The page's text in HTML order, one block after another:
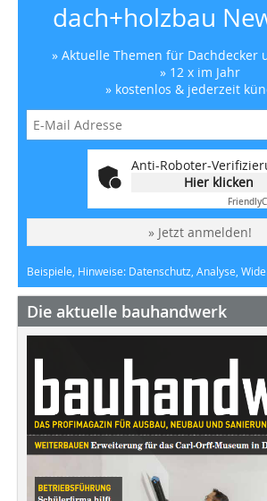
dach+holzbau
» Aktuelle Themen für Dachdecker
» 12 x im Jahr
» kostenlos & jederzeit
Anti-Roboter-
Hier klicken
Friendly
» Jetzt anmelden!
Beispiele, Hinweise: Datenschutz, Analyse,
Die aktuelle bauhandwerk